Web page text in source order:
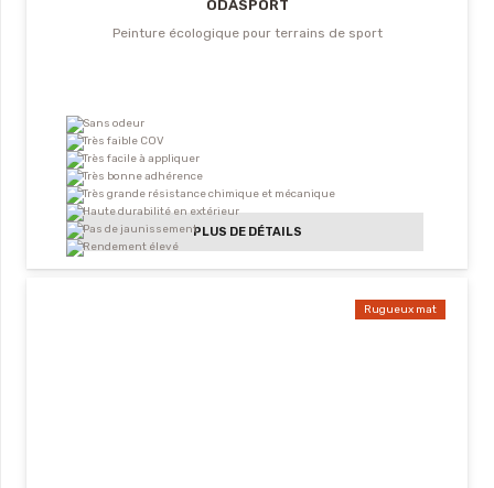
ODASPORT
Peinture écologique pour terrains de sport
Sans odeur
Très faible COV
Très facile à appliquer
Très bonne adhérence
Très grande résistance chimique et mécanique
Haute durabilité en extérieur
Pas de jaunissement
Rendement élevé
PLUS DE DÉTAILS
Rugueux mat